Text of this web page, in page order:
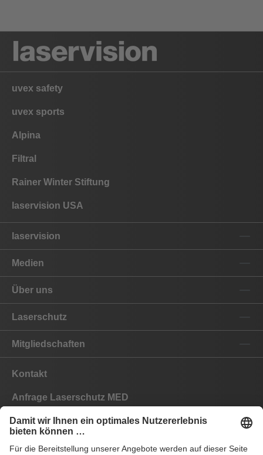
uvex safety
uvex sports
Alpina
Filtral
Rainer Winter Stiftung
laservision USA
laservision
Medien
Über uns
Laserschutz
Mitgliedschaften
Kontakt
Anfrage Laserschutz MED
Anfrage Laserschutz IND
EYEPRO Schutzstufenrechner